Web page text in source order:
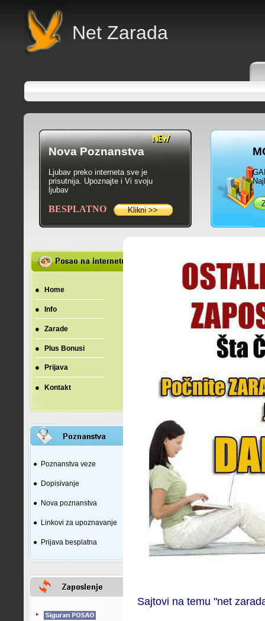
Net Zarada
Nova Poznanstva
Ljubav preko interneta sve je
prisutnija. Upoznajte i Vi svoju
ljubav
BESPLATNO
● Home
● Info
● Zarade
● Plus Bonusi
● Prijava
● Kontakt
● Poznanstva veze
● Dopisivanje
● Nova poznanstva
● Linkovi za upoznavanje
● Prijava besplatna
Sajtovi na temu "net